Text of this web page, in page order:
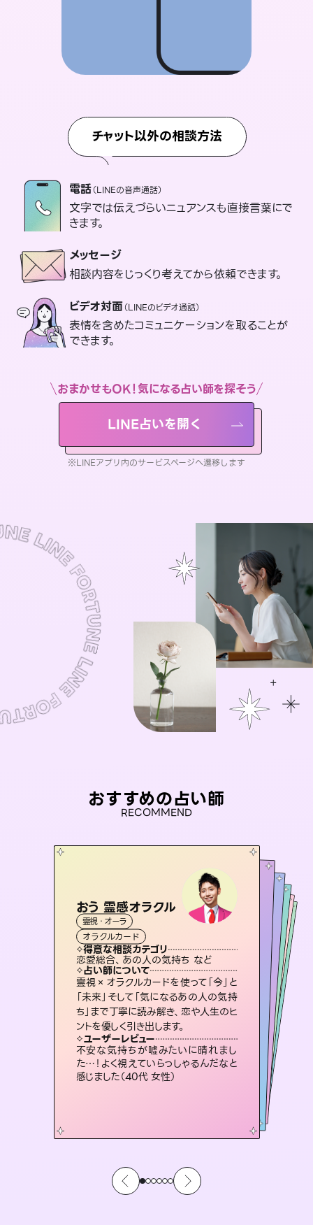
チャット以外の相談方法
電話（LINEの音声通話）
文字では伝えづらいニュアンスも直接言葉にで
きます。
メッセージ
相談内容をじっくり考えてから依頼できます。
ビデオ対面（LINEのビデオ通話）
表情を含めたコミュニケーションを取ることが
できます。
おまかせもOK！気になる占い師を探そう
LINE占いを開く
※LINEアプリ内のサービスページへ遷移します
おすすめの占い師
RECOMMEND
おう 霊感オラクル
霊視・オーラ
オラクルカード
得意な相談カテゴリ
恋愛総合、あの人の気持ち など
占い師について
霊視×オラクルカードを使って「今」と
「未来」そして「気になるあの人の気持
ち」まで丁寧に読み解き、恋や人生のヒ
ントを優しく引き出します。
ユーザーレビュー
不安な気持ちが嘘みたいに晴れまし
た…！よく視えていらっしゃるんだなと
感じました（40代 女性）
アイリス -iris-
西洋占星術
ルーン
得意な相談カテゴリ
恋愛総合、片想い、二人の未来 など
占い師について
復縁、恋愛、不倫の行方、同性愛や片
思い、仕事関係や借金問題まで知りた
いことや心の負担になっていることを
紐解き、背中をそっと押して導きます。
ユーザーレビュー
安心感のあり、言い切ってくれる所や濁
さない鑑定のおかげで、毎回自分の気
持ちを整えられます（30代 男性）
未来視師＊花
霊視・オーラ
スピリチュアル・リーディング
得意な相談カテゴリ
出逢い、片想い、復縁 など
占い師について
未来には何パターンもの選択肢があり
ます。不安で視えにくくなっているあな
たの素敵な未来を見つけ、その未来を
選択できるようアドバイスします。
ユーザーレビュー
職場の人の性質や人間関係、本心など
本当によく視えていてびっくり。対策が
打てて前向きになれます（40代）
彗望
霊視・オーラ
スピリチュアル・リーディング
得意な相談カテゴリ
片想い、あの人の気持ち、復縁 など
占い師について
3,700年以上の歴史を持つ東洋最古の占術「易占」で詳細まで占い、幸せへ向かう道筋を示します。厳しい結果にも具体的な対策をお伝えします。
ユーザーレビュー
複雑な背景もしっかり聞いて鑑定して
いただけました。気持ちが楽になりまし
た（50代 女性）
スピリチュアル・リーディング
得意な相談カテゴリ
片想い、あの人の気持ち、復縁 など
占い師について
恋愛のお悩みの中でも特に「曖昧な関
係」の相談を得意としており、友達以上
恋人未満なお相手との今後や本音を丁
寧に読み解き恋愛成就へと導きます。
ユーザーレビュー
鑑定していただいてアドバイス通りに行
動すると仲が復活してきました。ありが
とうございました（40代 女性）
霊視・オーラ タロット
スピリチュアル・リーディング
得意な相談カテゴリ
片想い、二人の未来、年の差 など
占い師について
連絡再開、復縁、成就などの報告実績
多数。セラピストとして2万超の施術経
験があるからこそできる鑑定で、より良
い未来をサポートします。
ユーザーレビュー
とても心温まる鑑定でした。しかもこち
らは何も言っていないのに視えていらっ
しゃるんだなと驚きです（30代女性）